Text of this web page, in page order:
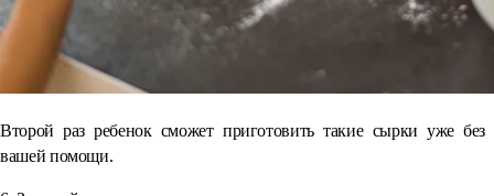
Второй раз ребенок сможет приготовить такие сырки уже без
вашей помощи.